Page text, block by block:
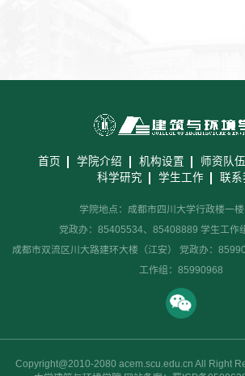
首页 学院介绍 机构设置 师资队伍
科学研究
学生工作 联系
学院地点：成都市四川大学行政楼一楼
党政办：85405534、85408889 学生工作
成都市双流区川大路建环大楼（江安） 党政办：
工作组：85990968
Copyright@2010-2080 acem.scu.edu.cn All Right